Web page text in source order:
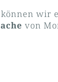
können wir
von